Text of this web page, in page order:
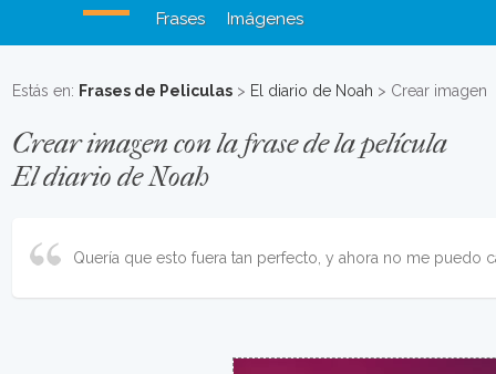
Frases
Imágenes
Estás en: Frases de Peliculas > El diario de Noah > Crear imagen
Crear imagen con la frase de la película
El diario de Noah
Quería que esto fuera tan perfecto, y ahora no me puedo